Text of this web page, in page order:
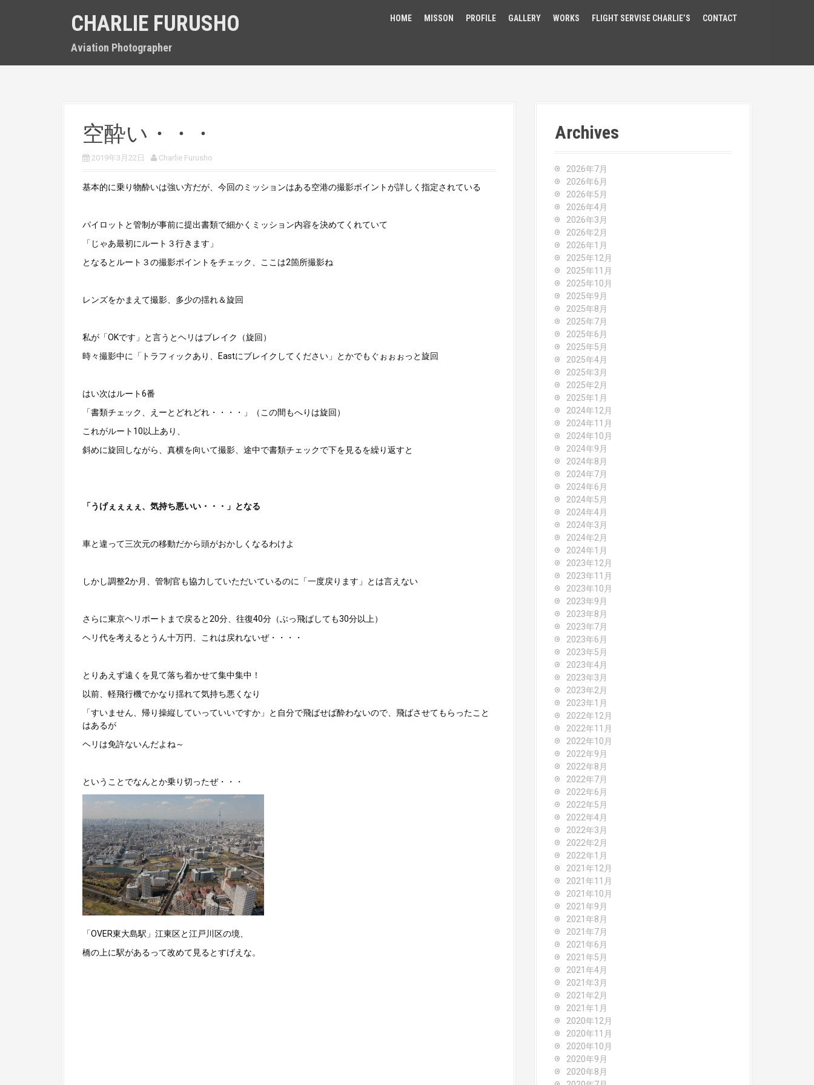
CHARLIE FURUSHO
Aviation Photographer
HOME MISSON PROFILE GALLERY WORKS FLIGHT SERVISE CHARLIE’S CONTACT
空酔い・・・
2019年3月22日 Charlie Furusho
基本的に乗り物酔いは強い方だが、今回のミッションはある空港の撮影ポイントが詳しく指定されている
パイロットと管制が事前に提出書類で細かくミッション内容を決めてくれていて
「じゃあ最初にルート３行きます」
となるとルート３の撮影ポイントをチェック、ここは2箇所撮影ね
レンズをかまえて撮影、多少の揺れ＆旋回
私が「OKです」と言うとヘリはブレイク（旋回）
時々撮影中に「トラフィックあり、Eastにブレイクしてください」とかでもぐぉぉぉっと旋回
はい次はルート6番
「書類チェック、えーとどれどれ・・・・」（この間もへりは旋回）
これがルート10以上あり、
斜めに旋回しながら、真横を向いて撮影、途中で書類チェックで下を見るを繰り返すと
「うげぇぇぇぇ、気持ち悪いい・・・」となる
車と違って三次元の移動だから頭がおかしくなるわけよ
しかし調整2か月、管制官も協力していただいているのに「一度戻ります」とは言えない
さらに東京ヘリポートまで戻ると20分、往復40分（ぶっ飛ばしても30分以上）
ヘリ代を考えるとうん十万円、これは戻れないぜ・・・・
とりあえず遠くを見て落ち着かせて集中集中！
以前、軽飛行機でかなり揺れて気持ち悪くなり
「すいません、帰り操縦していっていいですか」と自分で飛ばせば酔わないので、飛ばさせてもらったこと
はあるが
ヘリは免許ないんだよね～
ということでなんとか乗り切ったぜ・・・
「OVER東大島駅」江東区と江戸川区の境、
橋の上に駅があるって改めて見るとすげえな。
Archives
2026年7月
2026年6月
2026年5月
2026年4月
2026年3月
2026年2月
2026年1月
2025年12月
2025年11月
2025年10月
2025年9月
2025年8月
2025年7月
2025年6月
2025年5月
2025年4月
2025年3月
2025年2月
2025年1月
2024年12月
2024年11月
2024年10月
2024年9月
2024年8月
2024年7月
2024年6月
2024年5月
2024年4月
2024年3月
2024年2月
2024年1月
2023年12月
2023年11月
2023年10月
2023年9月
2023年8月
2023年7月
2023年6月
2023年5月
2023年4月
2023年3月
2023年2月
2023年1月
2022年12月
2022年11月
2022年10月
2022年9月
2022年8月
2022年7月
2022年6月
2022年5月
2022年4月
2022年3月
2022年2月
2022年1月
2021年12月
2021年11月
2021年10月
2021年9月
2021年8月
2021年7月
2021年6月
2021年5月
2021年4月
2021年3月
2021年2月
2021年1月
2020年12月
2020年11月
2020年10月
2020年9月
2020年8月